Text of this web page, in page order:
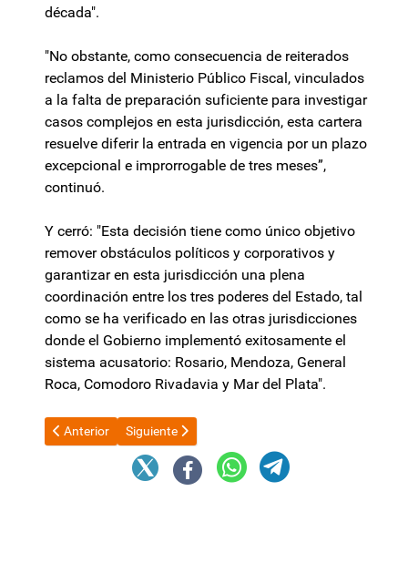
década".
"No obstante, como consecuencia de reiterados
reclamos del Ministerio Público Fiscal, vinculados
a la falta de preparación suficiente para investigar
casos complejos en esta jurisdicción, esta cartera
resuelve diferir la entrada en vigencia por un plazo
excepcional e improrrogable de tres meses”,
continuó.
Y cerró: "Esta decisión tiene como único objetivo
remover obstáculos políticos y corporativos y
garantizar en esta jurisdicción una plena
coordinación entre los tres poderes del Estado, tal
como se ha verificado en las otras jurisdicciones
donde el Gobierno implementó exitosamente el
sistema acusatorio: Rosario, Mendoza, General
Roca, Comodoro Rivadavia y Mar del Plata".
Artículo anterior: Frase de Sturzenegger desató un escándalo:
Anterior Artículo siguiente: Patricia Bullrich se reunió con
Siguiente